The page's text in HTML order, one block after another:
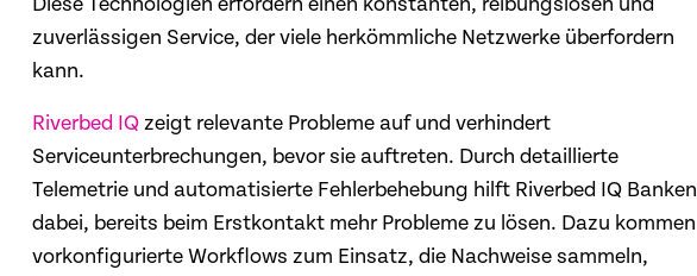
zuverlässigen Service, der viele herkömmliche Netzwerke überfordern
kann.
Riverbed IQzeigt relevante Probleme auf und verhindert
Serviceunterbrechungen, bevor sie auftreten. Durch detaillierte
Telemetrie und automatisierte Fehlerbehebung hilft Riverbed IQ Banken
dabei, bereits beim Erstkontakt mehr Probleme zu lösen. Dazu kommen
vorkonfigurierte Workflows zum Einsatz, die Nachweise sammeln,